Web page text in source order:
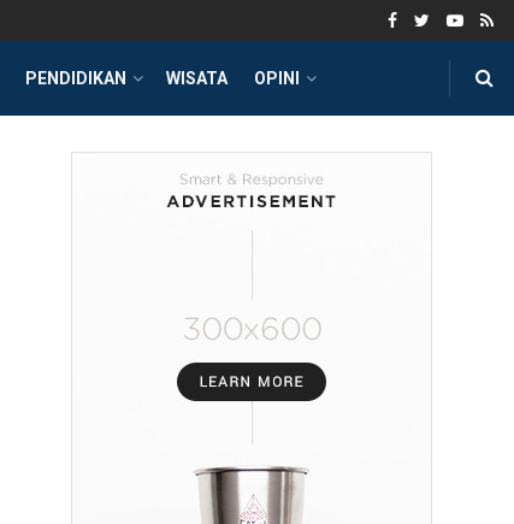
PENDIDIKAN WISATA OPINI